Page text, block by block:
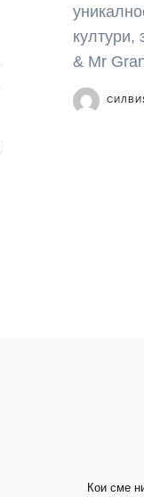
култури,
& Mr
Кои сме